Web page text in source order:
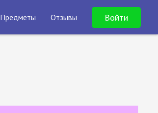
Предметы Отзывы Войти